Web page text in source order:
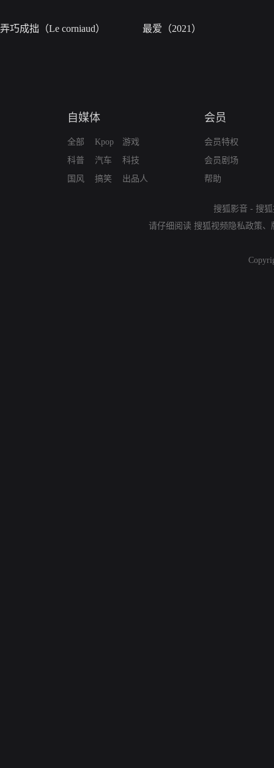
弄巧成拙（Le corniaud） 最爱（2021）
自媒体
全部
科普
国风
Kpop
汽车
搞笑
游戏
科技
出品人
会员
会员特权
会员剧场
帮助
搜狐影音 - 搜
请仔细阅读 搜狐视频隐私政策、